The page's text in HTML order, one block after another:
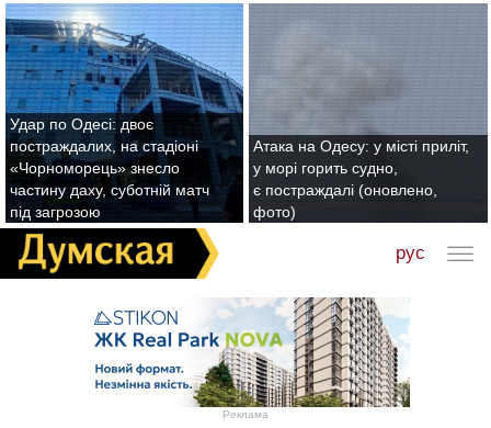
Удар по Одесі: двоє
постраждалих, на стадіоні
«Чорноморець» знесло
частину даху, суботній матч
під загрозою
Атака на Одесу: у місті приліт,
у морі горить судно,
є постраждалі (оновлено,
фото)
рус
Реклама